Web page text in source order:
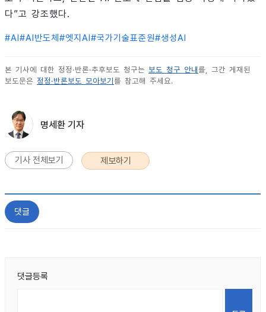
다”고 강조했다.
#AI#AI반도체 #엣지AI#국가기술표준원#생성AI
본 기사에 대한 정정·반론·추후보도 청구는 보도 청구 안내 를, 그간 게재된
보도문은 정정·반론보도 모아보기 를 참고해 주세요.
명세환 기자
기사 전체보기 제보하기
댓글
댓글등록